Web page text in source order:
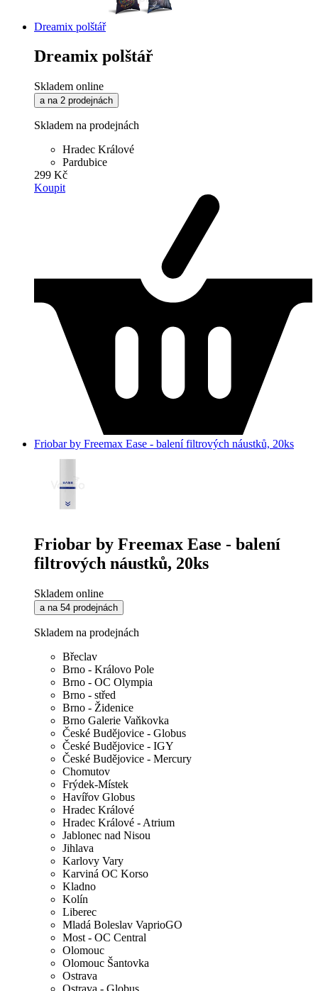
Dreamix polštář
Dreamix polštář
Skladem online
a na 2 prodejnách
Skladem na prodejnách
Hradec Králové
Pardubice
299 Kč
Koupit
Friobar by Freemax Ease - balení filtrových náustků, 20ks
Friobar by Freemax Ease - balení
filtrových náustků, 20ks
Skladem online
a na 54 prodejnách
Skladem na prodejnách
Břeclav
Brno - Královo Pole
Brno - OC Olympia
Brno - střed
Brno - Židenice
Brno Galerie Vaňkovka
České Budějovice - Globus
České Budějovice - IGY
České Budějovice - Mercury
Chomutov
Frýdek-Místek
Havířov Globus
Hradec Králové
Hradec Králové - Atrium
Jablonec nad Nisou
Jihlava
Karlovy Vary
Karviná OC Korso
Kladno
Kolín
Liberec
Mladá Boleslav VaprioGO
Most - OC Central
Olomouc
Olomouc Šantovka
Ostrava
Ostrava - Globus